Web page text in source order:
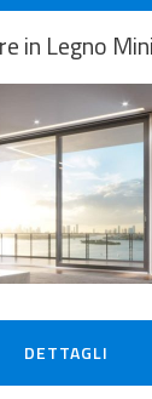
in Legno
DETTAGLI